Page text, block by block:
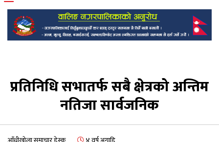
प्रतिनिधि सभातर्फ सबै क्षेत्रको अन्तिम
नतिजा सार्वजनिक